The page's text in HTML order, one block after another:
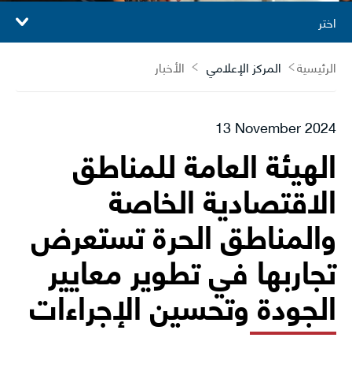
اختر
الرئيسية
المركز الإعلامي الأخبار
13 November 2024
الهيئة العامة للمناطق
الاقتصادية الخاصة
والمناطق الحرة تستعرض
تجاربها في تطوير معايير
الجودة وتحسين الإجراءات